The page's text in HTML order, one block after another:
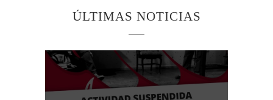
ÚLTIMAS NOTICIAS